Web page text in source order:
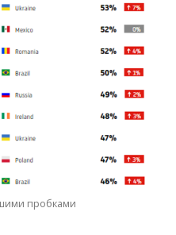
пробками